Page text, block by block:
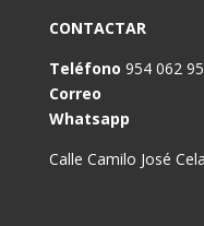
CONTACTAR
Teléfono 954 062
Correo
Whatsapp
Calle Camilo José